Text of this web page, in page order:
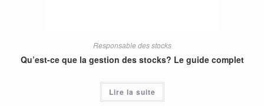
Responsable des stocks
Qu’est-ce que la gestion des stocks? Le guide complet
Lire la suite